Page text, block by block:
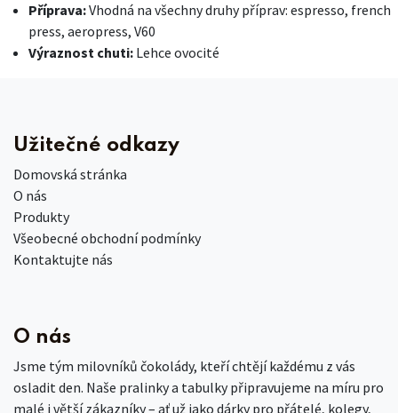
Příprava:Vhodná na všechny druhy příprav: espresso, french
press, aeropress, V60
Výraznost chuti: Lehce ovocité
Užitečné odkazy
Domovská stránka
O nás
Produkty
Všeobecné obchodní podmínky
Kontaktujte nás
O nás
Jsme tým milovníků čokolády, kteří chtějí každému z vás
osladit den. Naše pralinky a tabulky připravujeme na míru pro
malé i větší zákazníky – ať už jako dárky pro přátelé, kolegy,